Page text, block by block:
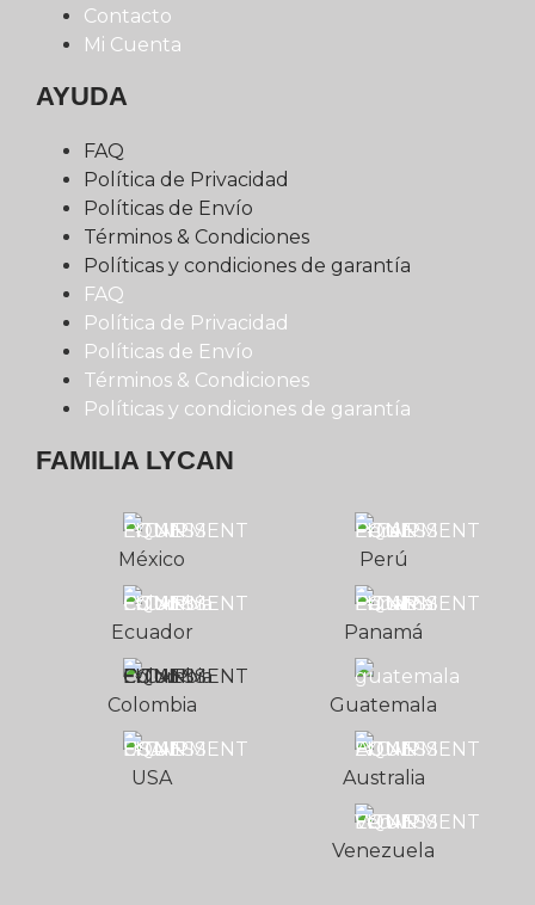
Contacto
Mi Cuenta
AYUDA
FAQ
Política de Privacidad
Políticas de Envío
Términos & Condiciones
Políticas y condiciones de garantía
FAQ
Política de Privacidad
Políticas de Envío
Términos & Condiciones
Políticas y condiciones de garantía
FAMILIA LYCAN
México
Ecuador
Colombia
USA
Perú
Panamá
Guatemala
Australia
Venezuela